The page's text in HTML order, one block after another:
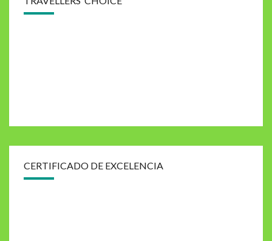
CERTIFICADO DE EXCELENCIA